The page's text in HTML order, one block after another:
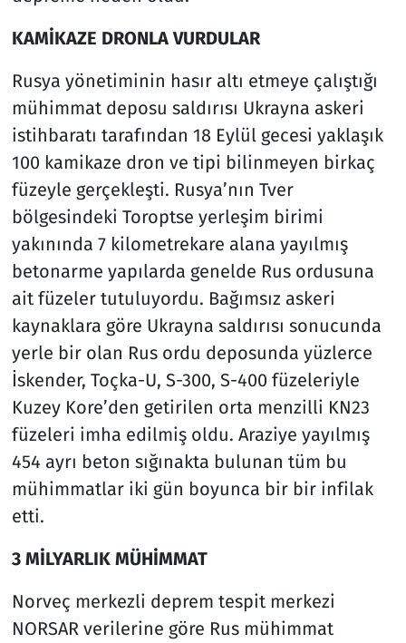
KAMİKAZE DRONLA VURDULAR
Rusya yönetiminin hasır altı etmeye çalıştığı
mühimmat deposu saldırısı Ukrayna askeri
istihbaratı tarafından 18 Eylül gecesi yaklaşık
100 kamikaze dron ve tipi bilinmeyen birkaç
füzeyle gerçekleşti. Rusya’nın Tver
bölgesindeki Toroptse yerleşim birimi
yakınında 7 kilometrekare alana yayılmış
betonarme yapılarda genelde Rus ordusuna
ait füzeler tutuluyordu. Bağımsız askeri
kaynaklara göre Ukrayna saldırısı sonucunda
yerle bir olan Rus ordu deposunda yüzlerce
İskender, Toçka-U, S-300, S-400 füzeleriyle
Kuzey Kore’den getirilen orta menzilli KN23
füzeleri imha edilmiş oldu. Araziye yayılmış
454 ayrı beton sığınakta bulunan tüm bu
mühimmatlar iki gün boyunca bir bir infilak
etti.
3 MİLYARLIK MÜHİMMAT
Norveç merkezli deprem tespit merkezi
NORSAR verilerine göre Rus mühimmat